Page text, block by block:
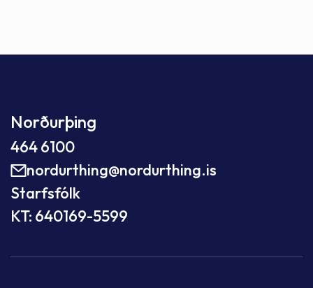
Norðurþing
464 6100
nordurthing@nordurthing.is
Starfsfólk
KT: 640169-5599